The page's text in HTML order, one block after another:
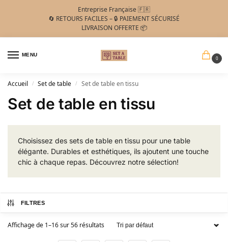
Entreprise Française 🇫🇷
🔄 RETOURS FACILES – 🔒 PAIEMENT SÉCURISÉ
LIVRAISON OFFERTE 📦
MENU
0
Accueil / Set de table / Set de table en tissu
Set de table en tissu
Choisissez des sets de table en tissu pour une table
élégante. Durables et esthétiques, ils ajoutent une touche
chic à chaque repas. Découvrez notre sélection!
FILTRES
Affichage de 1–16 sur 56 résultats